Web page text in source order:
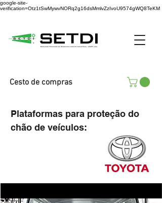
google-site-
verification=Otz1tSwMywvNORq2g16dsMmlvZzIvoU9574gWQ8TeKM
Cesto de compras
Plataformas para proteção do
chão de veículos: